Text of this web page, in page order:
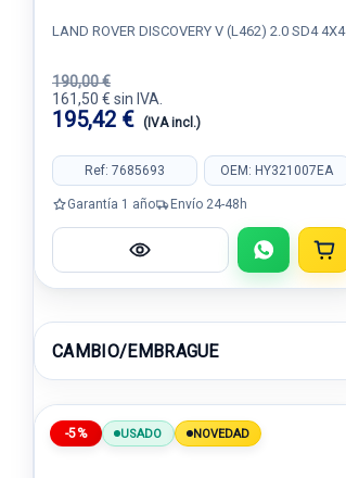
LAND ROVER DISCOVERY V (L462) 2.0 SD4 4X4
190,00 €
161,50 € sin IVA.
195,42 € (IVA incl.)
Ref: 7685693 OEM: HY321007EA
Garantía 1 año Envío 24-48h
CAMBIO/EMBRAGUE
-5% USADO NOVEDAD